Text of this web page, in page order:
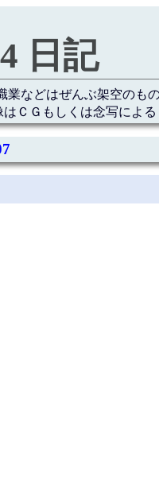
日記
などはぜんぶ架空のも
ＣＧもしくは念写による